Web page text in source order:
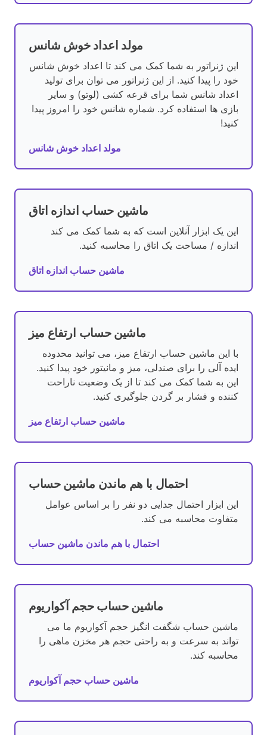
مولد اعداد خوش شانس
این ژنراتور به شما کمک می کند تا اعداد خوش شانس
خود را پیدا کنید. از این ژنراتور می توان برای تولید
اعداد شانس شما برای قرعه کشی (لوتو) و سایر
بازی ها استفاده کرد. شماره شانس خود را امروز پیدا
کنید!
مولد اعداد خوش شانس
ماشین حساب اندازه اتاق
این یک ابزار آنلاین است که به شما کمک می کند
اندازه / مساحت یک اتاق را محاسبه کنید.
ماشین حساب اندازه اتاق
ماشین حساب ارتفاع میز
با این ماشین حساب ارتفاع میز، می توانید محدوده
ایده آلی را برای صندلی، میز و مانیتور خود پیدا کنید.
این به شما کمک می کند تا از یک وضعیت ناراحت
کننده و فشار بر گردن جلوگیری کنید.
ماشین حساب ارتفاع میز
احتمال با هم ماندن ماشین حساب
این ابزار احتمال جدایی دو نفر را بر اساس عوامل
متفاوت محاسبه می کند.
احتمال با هم ماندن ماشین حساب
ماشین حساب حجم آکواریوم
ماشین حساب شگفت انگیز حجم آکواریوم ما می
تواند به سرعت و به راحتی حجم هر مخزن ماهی را
محاسبه کند.
ماشین حساب حجم آکواریوم